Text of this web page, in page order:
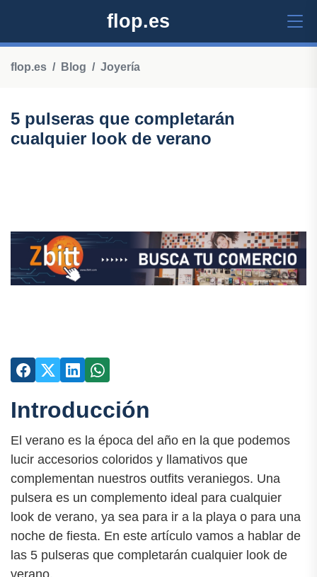
flop.es
flop.es Blog Joyería
5 pulseras que completarán
cualquier look de verano
Introducción
El verano es la época del año en la que podemos
lucir accesorios coloridos y llamativos que
complementan nuestros outfits veraniegos. Una
pulsera es un complemento ideal para cualquier
look de verano, ya sea para ir a la playa o para una
noche de fiesta. En este artículo vamos a hablar de
las 5 pulseras que completarán cualquier look de